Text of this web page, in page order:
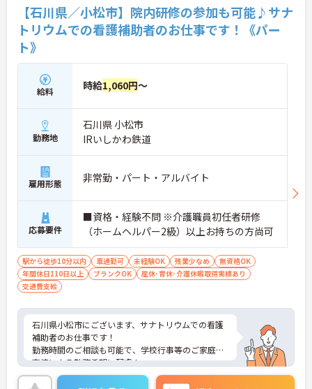
【石川県／小松市】院内研修の参加も可能♪サナ
トリウムでの看護補助者のお仕事です！《パー
ト》
給料 時給1,060円～
勤務地
石川県 小松市
IRいしかわ鉄道
雇用形態 非常勤・パート・アルバイト
応募要件
■資格・経験不問 ※介護職員初任者研修
（ホームヘルパー2級）以上お持ちの方尚可
駅から徒歩10分以内 車通勤可 未経験OK 残業少なめ
無資格OK
年間休日110日以上
ブランクOK
産休･育休･介護休暇取得実績あり
交通費支給
石川県小松市にございます、サナトリウムでの看護
補助者のお仕事です！
勤務時間のご相談も可能で、学校行事等のご家庭の
事情による勤務希望に配慮！
月1～2回程度、勤務時間内に全職員対象の院内研修